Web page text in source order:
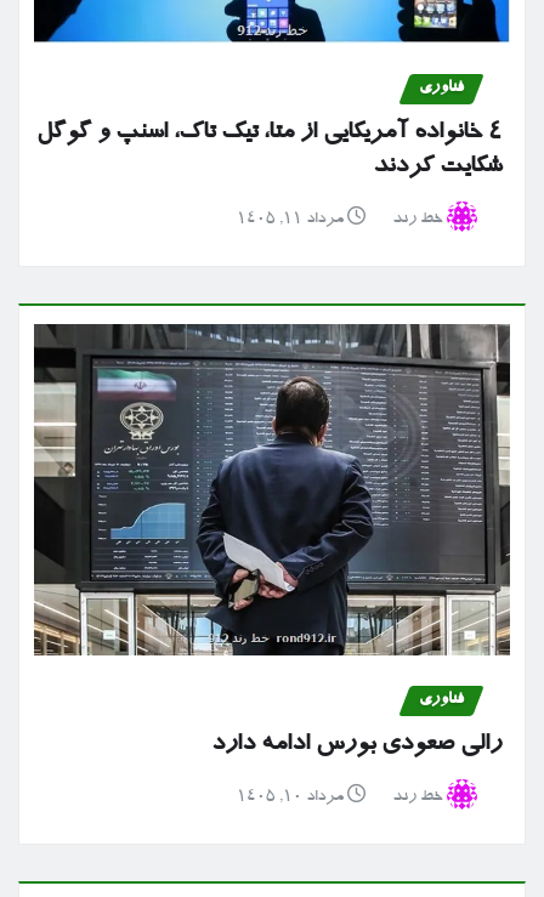
فناوری
۴ خانواده آمریکایی از متا، تیک تاک، اسنپ و گوگل
شکایت کردند
خط رند مرداد ۱۱, ۱۴۰۵
فناوری
رالی صعودی بورس ادامه دارد
خط رند مرداد ۱۰, ۱۴۰۵